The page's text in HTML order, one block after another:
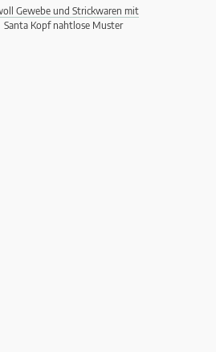
Gewebe und Strickwaren mit
Santa Kopf nahtlose Muster